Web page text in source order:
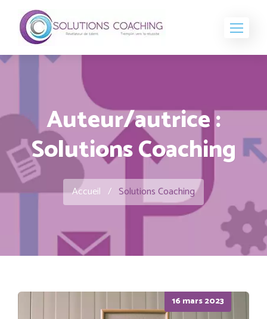
Auteur/autrice :
Solutions Coaching
Accueil / Solutions Coaching
Posted
on
16 mars 2023